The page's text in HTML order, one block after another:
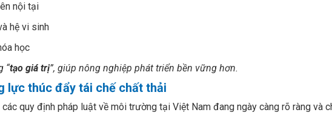
nội tại
hệ vi sinh
học
“tạo giá trị”, giúp nông nghiệp phát triển bền vững hơn.
lực thúc đẩy tái chế chất thải
quy định pháp luật về môi trường tại Việt Nam đang ngày càng rõ ràng và